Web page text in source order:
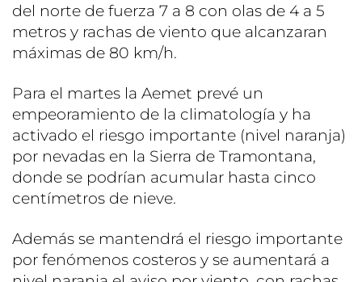
del norte de fuerza 7 a 8 con olas de 4 a 5
metros y rachas de viento que alcanzaran
máximas de 80 km/h.
Para el martes la Aemet prevé un
empeoramiento de la climatología y ha
activado el riesgo importante (nivel naranja)
por nevadas en la Sierra de Tramontana,
donde se podrían acumular hasta cinco
centímetros de nieve.
Además se mantendrá el riesgo importante
por fenómenos costeros y se aumentará a